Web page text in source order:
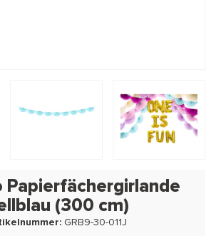
Papierfächergirlande
(300 cm)
GRB9-30-011J